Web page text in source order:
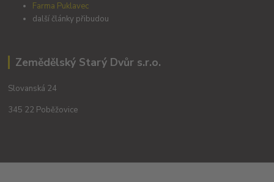
Farma Puklavec
další články přibudou
Zemědělský Starý Dvůr s.r.o.
Slovanská 24
345 22 Poběžovice